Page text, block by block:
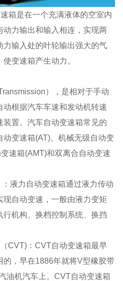
箱是在一个充满液体的空室内
力输出和输入相连，实现两
输入处的叶轮输出强大的气
变速箱产生动力。
），是相对于手动
根据汽车车速和发动机转速
置。汽车自动变速箱常见的
变速箱(AT)、机械无级自动变
速箱(AMT)和双离合自动变速
液力自动变速箱通过液力传动
自动变速，一般由液力变矩
机构、换档控制系统、换挡
CVT)：CVT自动变速箱最早
的，早在1886年就将V型橡胶带
油机汽车上。CVT自动变速箱